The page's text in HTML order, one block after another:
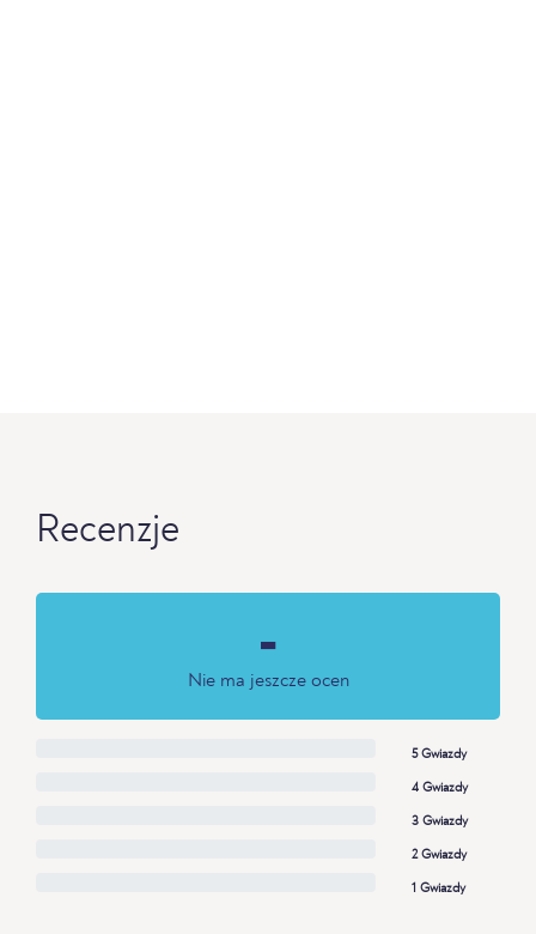
Recenzje
-
Nie ma jeszcze ocen
5 Gwiazdy
4 Gwiazdy
3 Gwiazdy
2 Gwiazdy
1 Gwiazdy